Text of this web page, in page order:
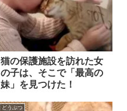
猫の保護施設を訪れた女
の子は、そこで「最高の
妹」を見つけた！
どうぶつ